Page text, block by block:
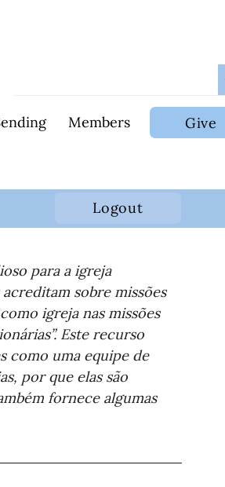
Members Give
Logout
para a igreja
sobre missões
igreja nas missões
Este recurso
como uma equipe de
por que elas são
fornece algumas